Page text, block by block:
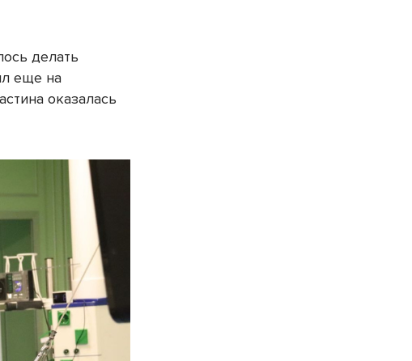
делать
еще на
оказалась